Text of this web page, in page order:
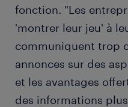
fonction. "Les
'montrer leur jeu' à
communiquent trop
annonces sur des
et les avantages
des informations